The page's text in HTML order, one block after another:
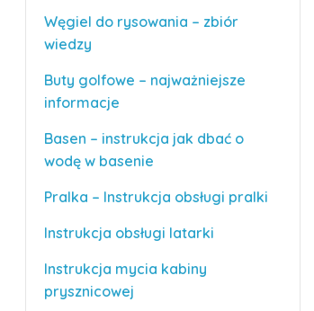
Węgiel do rysowania – zbiór
wiedzy
Buty golfowe – najważniejsze
informacje
Basen – instrukcja jak dbać o
wodę w basenie
Pralka – Instrukcja obsługi pralki
Instrukcja obsługi latarki
Instrukcja mycia kabiny
prysznicowej